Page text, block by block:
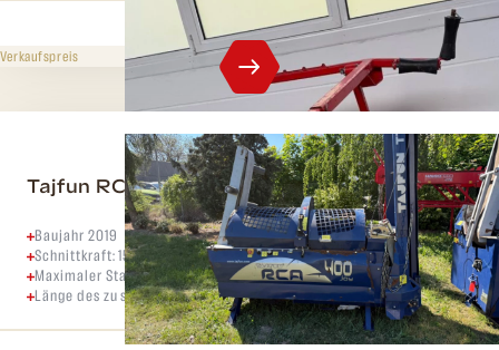
45 000 CZKohne MwSt.
Verkaufspreis
Tajfun RCA 400 JOY
Baujahr 2019
Schnittkraft: 15 Tonnen mit 2 Geschwindigkeitsstufen
Maximaler Stammdurchmesser 5–40 cm
Länge des zu schneidenden Stammes 25–50 cm